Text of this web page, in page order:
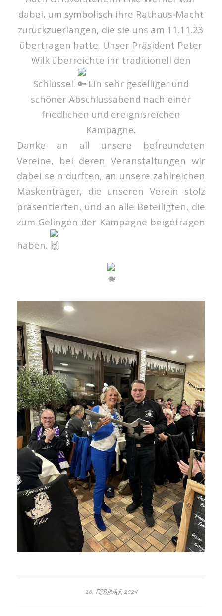
dabei, um symbolisch ihre Rathaus-Macht
zurückzuerlangen, die sie uns am 11.11.23
übertragen hatte. Unser Präsident Peter
Wilk überreichte ihr traditionell den
Schlüssel.
Ein sehr geselliger und
schöner Abschlussabend nach einer
friedlichen und ereignisreichen
Kampagne.
Danke an all unsere befreundeten
Vereine, bei deren Veranstaltungen wir
dabei sein durften, an unsere zahlreichen
Maskenträger, die unseren Verein stolz
präsentierten, und an alle Beteiligten, die
zum Gelingen der Kampagne beigetragen
haben.
26. FEBRUAR 2024